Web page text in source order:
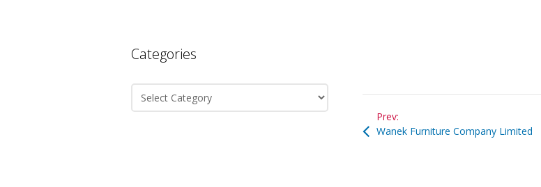
Prev:
Wanek Furniture Company Limited
Categories